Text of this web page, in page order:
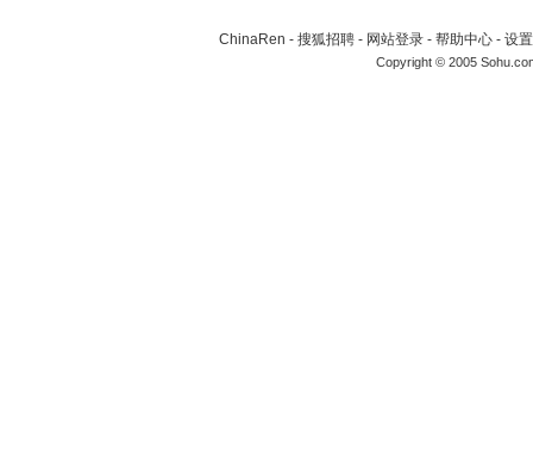
ChinaRen - 搜狐招聘 - 网站登录 - 帮助中心 - 设
Copyright © 2005